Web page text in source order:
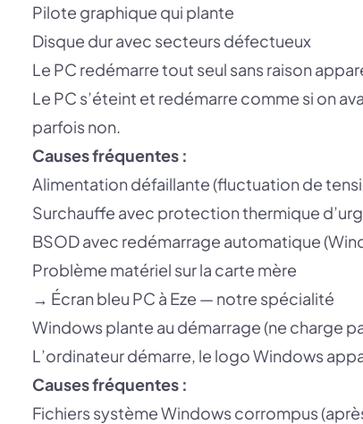
Pilote graphique qui plante
Disque dur avec secteurs défectueux
Le PC redémarre tout seul sans raison
Le PC s’éteint et redémarre comme si on
parfois non.
Causes fréquentes :
Alimentation défaillante (fluctuation de
Surchauffe avec protection thermique
BSOD avec redémarrage automatique
Problème matériel sur la carte mère
→ Écran bleu PC à Eze — notre spécialité
Windows plante au démarrage (ne charge
L’ordinateur démarre, le logo Windows
Causes fréquentes :
Fichiers système Windows corrompus